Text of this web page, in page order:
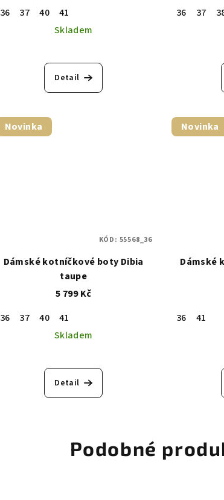
36
37 40
41
Skladem
hodnocení
produktu
je
Detail
36
37
Novinka
Dámské kotníčkové boty Dibia
taupe
5 799 Kč
36
37 40
41
Skladem
Detail
KÓD: 55568_36
Novinka
Dámské
36
41
Podobné